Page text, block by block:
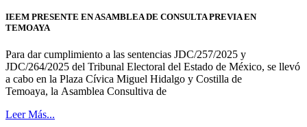
IEEM PRESENTE EN ASAMBLEA DE CONSULTA PREVIA EN
TEMOAYA
Para dar cumplimiento a las sentencias JDC/257/2025 y
JDC/264/2025 del Tribunal Electoral del Estado de México, se llevó
a cabo en la Plaza Cívica Miguel Hidalgo y Costilla de
Temoaya, la Asamblea Consultiva de
Leer Más...